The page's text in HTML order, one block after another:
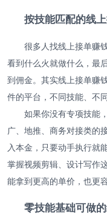
按技能匹配的线
很多人找线上接单赚
看到什么火就做什么，最
到佣金。其实线上接单赚
件的平台，不同技能、不
如果你没有专项技能
广、地推、商务对接类的
入本金，只要动手执行就
掌握视频剪辑、设计写作
能拿到更高的单价，也更
零技能基础可做